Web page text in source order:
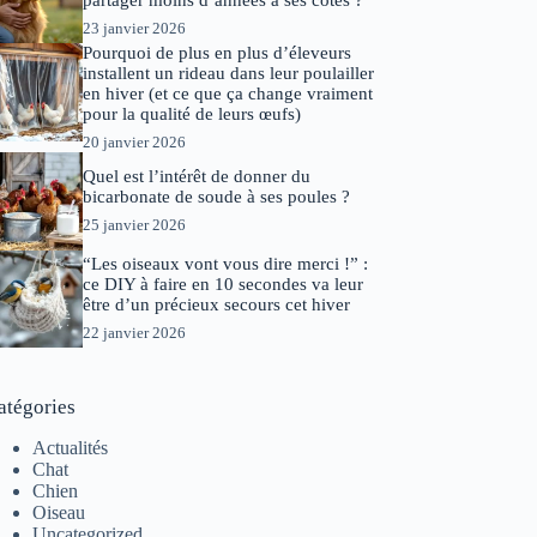
23 janvier 2026
Pourquoi de plus en plus d’éleveurs
installent un rideau dans leur poulailler
en hiver (et ce que ça change vraiment
pour la qualité de leurs œufs)
20 janvier 2026
Quel est l’intérêt de donner du
bicarbonate de soude à ses poules ?
25 janvier 2026
“Les oiseaux vont vous dire merci !” :
ce DIY à faire en 10 secondes va leur
être d’un précieux secours cet hiver
22 janvier 2026
Actualités
Chat
Chien
Oiseau